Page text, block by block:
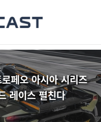
페오 아시아 시리즈
레이스 펼친다